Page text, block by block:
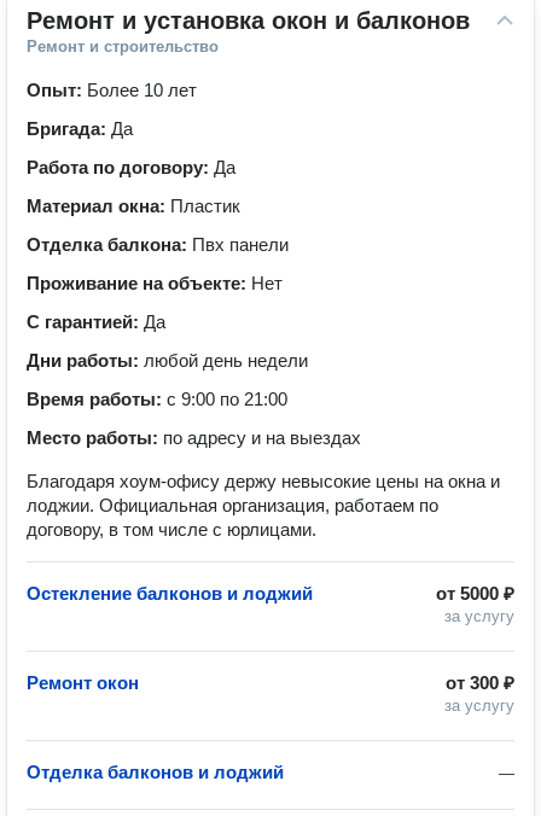
Ремонт и установка окон и балконов
Ремонт и строительство
Опыт: Более 10 лет
Бригада: Да
Работа по договору: Да
Материал окна: Пластик
Отделка балкона: Пвх панели
Проживание на объекте: Нет
С гарантией: Да
Дни работы: любой день недели
Время работы: с 9:00 по 21:00
Место работы: по адресу и на выездах
Благодаря хоум-офису держу невысокие цены на окна и
лоджии. Официальная организация, работаем по
договору, в том числе с юрлицами.
от 5000 ₽
за услугу
Остекление балконов и лоджий
от 300 ₽
за услугу
Ремонт окон
—
Отделка балконов и лоджий